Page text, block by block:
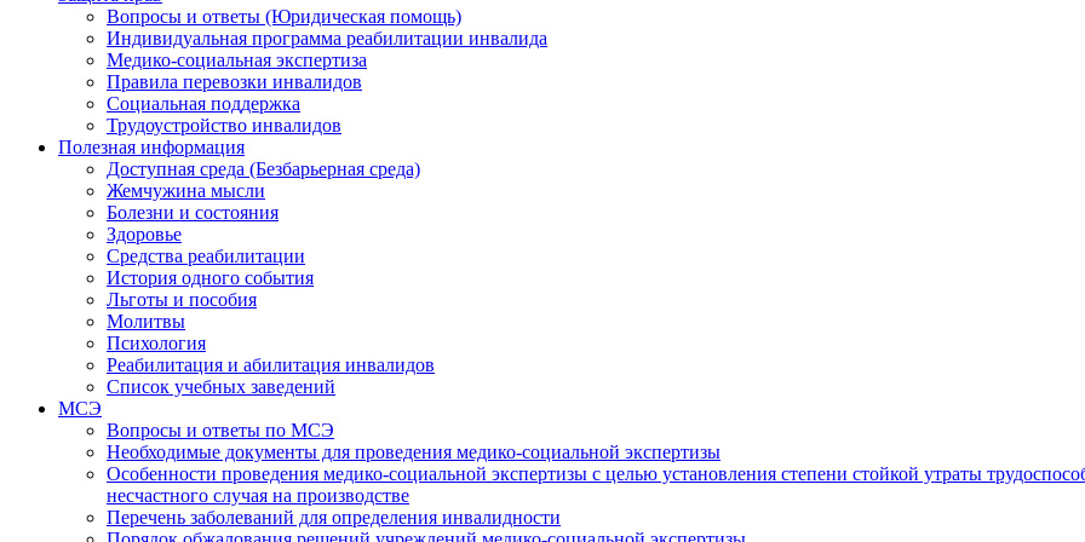
Вопросы и ответы (Юридическая помощь)
Индивидуальная программа реабилитации инвалида
Медико-социальная экспертиза
Правила перевозки инвалидов
Социальная поддержка
Трудоустройство инвалидов
Полезная информация
Доступная среда (Безбарьерная среда)
Жемчужина мысли
Болезни и состояния
Здоровье
Средства реабилитации
История одного события
Льготы и пособия
Молитвы
Психология
Реабилитация и абилитация инвалидов
Список учебных заведений
МСЭ
Вопросы и ответы по МСЭ
Необходимые документы для проведения медико-социальной экспертизы
Особенности проведения медико-социальной экспертизы с целью установления степени стойкой утраты
несчастного случая на производстве
Перечень заболеваний для определения инвалидности